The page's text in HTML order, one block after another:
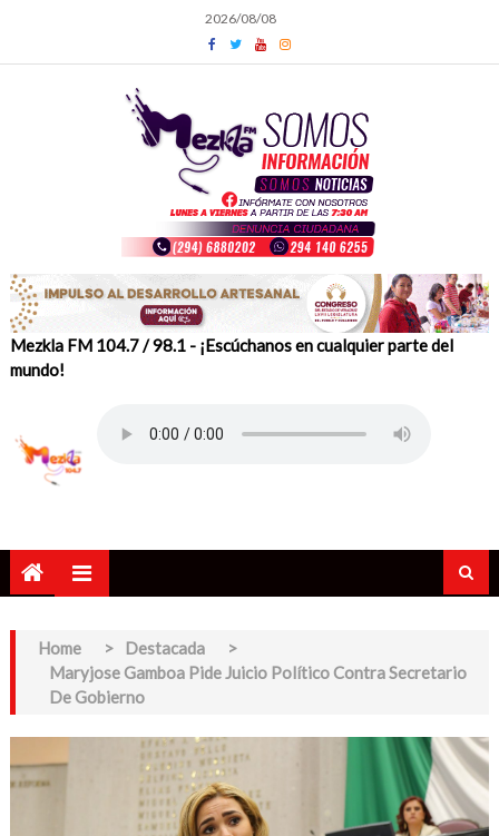
content
2026/08/08
Mezkla FM 104.7 / 98.1 - ¡Escúchanos en cualquier parte del
mundo!
Home > Destacada
>
Maryjose Gamboa Pide Juicio Político Contra Secretario
De Gobierno